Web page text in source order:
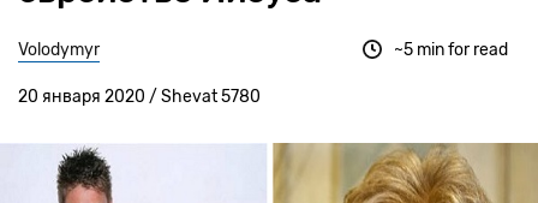
Volodymyr
20 января 2020 / Shevat 5780
~5 min for read